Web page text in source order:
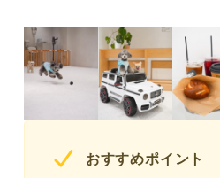
おすすめポイント